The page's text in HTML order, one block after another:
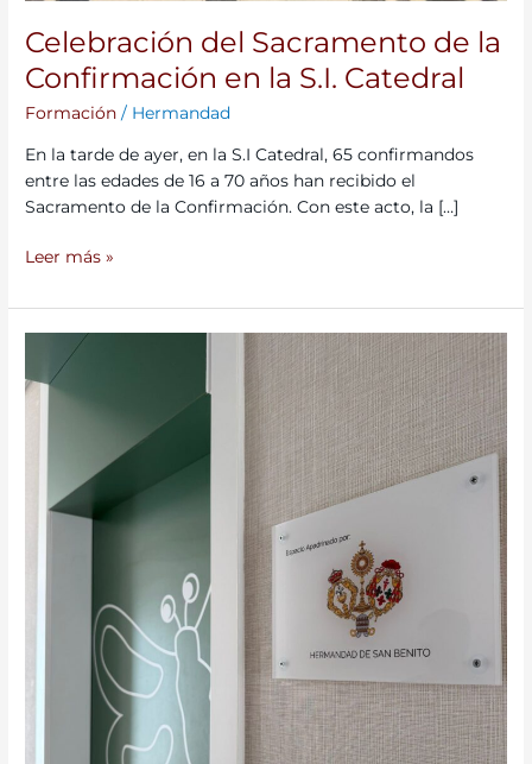
Celebración del Sacramento de la
Confirmación en la S.I. Catedral
Formación / Hermandad
En la tarde de ayer, en la S.I Catedral, 65 confirmandos
entre las edades de 16 a 70 años han recibido el
Sacramento de la Confirmación. Con este acto, la […]
Leer más »
Habitación
de